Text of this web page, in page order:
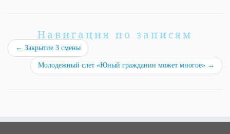
Навигация по записям
← Закрытие 3 смены
Молодежный слет «Юный гражданин может многое» →